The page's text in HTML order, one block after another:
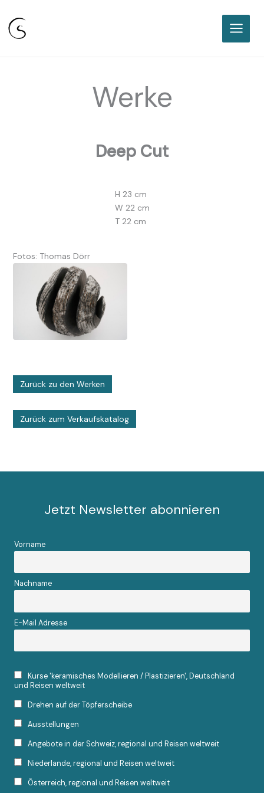
Zum
Werke
Deep Cut
H 23 cm
W 22 cm
T 22 cm
Fotos: Thomas Dörr
Zurück zu den Werken
Zurück zum Verkaufskatalog
Jetzt Newsletter abonnieren
Vorname
Nachname
E-Mail Adresse
Kurse 'keramisches Modellieren / Plastizieren', Deutschland
und Reisen weltweit
Drehen auf der Töpferscheibe
Ausstellungen
Angebote in der Schweiz, regional und Reisen weltweit
Niederlande, regional und Reisen weltweit
Österreich, regional und Reisen weltweit